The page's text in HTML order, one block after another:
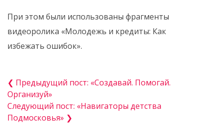
При этом были использованы фрагменты
видеоролика «Молодежь и кредиты: Как
избежать ошибок».
❮ Предыдущий пост: «Создавай. Помогай.
Организуй»
Следующий пост: «Навигаторы детства
Подмосковья» ❯